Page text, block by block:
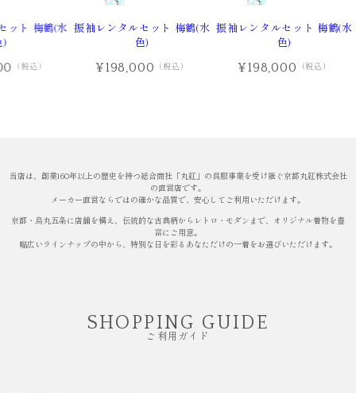
ット 梅鶴(水
)
（税込）
振袖レンタルセット 梅鶴(水
色)
¥198,000 （税込）
振袖レンタルセット 梅鶴(水
色)
¥198,000 （税込）
当店は、創業160年以上の歴史を持つ総合商社「丸紅」の呉服事業を受け継ぐ京都丸紅株式会社
の直営店です。
メーカー直営ならではの確かな品質で、安心してご利用いただけます。
京都・烏丸五条に店舗を構え、伝統的な古典柄からレトロ・モダンまで、オリジナル着物を豊
富にご用意。
幅広いラインナップの中から、特別な日を彩るあなただけの一着をお選びいただけます。
SHOPPING GUIDE
ご利用ガイド